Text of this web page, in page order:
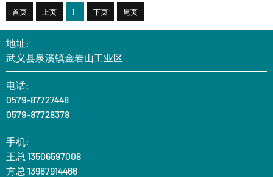
首页 上页 1 下页 尾页
地址:
武义县泉溪镇金岩山工业区
电话:
0579-87727448
0579-87728378
手机:
王总 13506597008
方总 13967914466